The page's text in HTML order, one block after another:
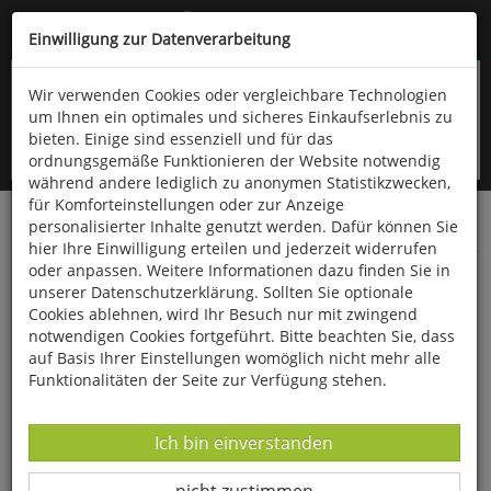
Kompletten Head der Seite überspringen
oder (06766) 9323-960
Startseite Bücher Geschichte Zeitgeschichte
Täuschung
Einwilligung zur Datenverarbeitung
Wir verwenden Cookies oder vergleichbare Technologien
um Ihnen ein optimales und sicheres Einkaufserlebnis zu
bieten. Einige sind essenziell und für das
ordnungsgemäße Funktionieren der Website notwendig
während andere lediglich zu anonymen Statistikzwecken,
für Komforteinstellungen oder zur Anzeige
personalisierter Inhalte genutzt werden. Dafür können Sie
hier Ihre Einwilligung erteilen und jederzeit widerrufen
oder anpassen. Weitere Informationen dazu finden Sie in
unserer Datenschutzerklärung. Sollten Sie optionale
Cookies ablehnen, wird Ihr Besuch nur mit zwingend
notwendigen Cookies fortgeführt. Bitte beachten Sie, dass
auf Basis Ihrer Einstellungen womöglich nicht mehr alle
Funktionalitäten der Seite zur Verfügung stehen.
Datenverarbeitung -
Ich bin einverstanden